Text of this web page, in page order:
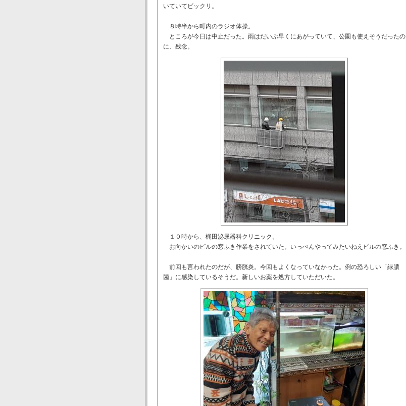
いていてビックリ。
８時半から町内のラジオ体操。
ところが今日は中止だった。雨はだいぶ早くにあがっていて、公園も使えそうだったの
に、残念。
１０時から、梶田泌尿器科クリニック。
お向かいのビルの窓ふき作業をされていた。いっぺんやってみたいねえビルの窓ふき。
前回も言われたのだが、膀胱炎。今回もよくなっていなかった。例の恐ろしい「緑膿
菌」に感染しているそうだ。新しいお薬を処方していただいた。